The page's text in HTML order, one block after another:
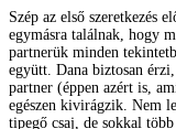
Szép az első szeretkezés
egymásra találnak, hogy
partnerük minden
együtt. Dana biztosan
partner (éppen azért is,
egészen kivirágzik. Nem
tipegő csaj, de sokkal több